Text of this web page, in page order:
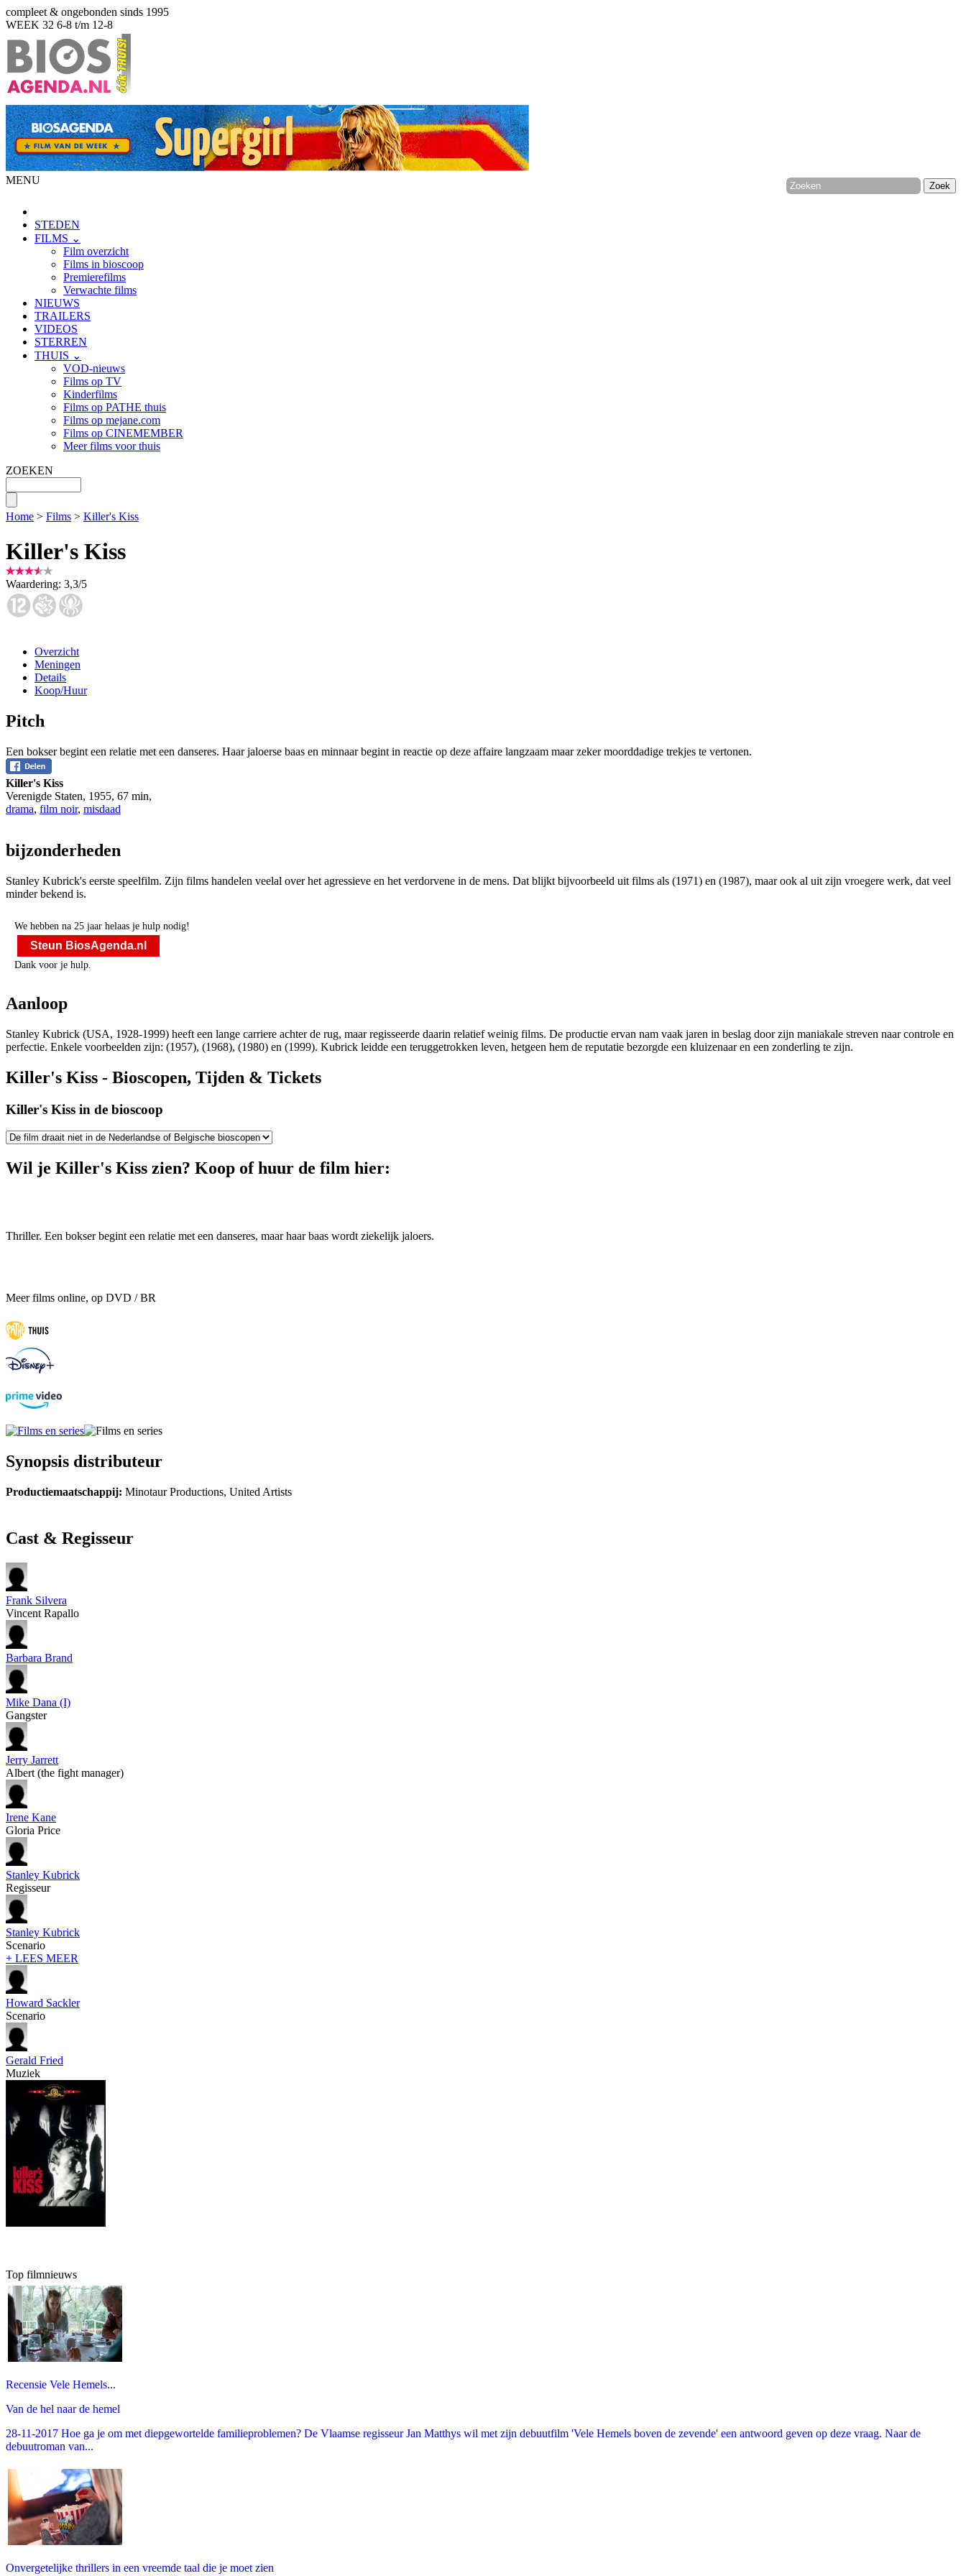
compleet & ongebonden sinds 1995
WEEK 32 6-8 t/m 12-8
MENU
STEDEN
FILMS ⌄
Film overzicht
Films in bioscoop
Premierefilms
Verwachte films
NIEUWS
TRAILERS
VIDEOS
STERREN
THUIS ⌄
VOD-nieuws
Films op TV
Kinderfilms
Films op PATHE thuis
Films op mejane.com
Films op CINEMEMBER
Meer films voor thuis
ZOEKEN
Home > Films > Killer's Kiss
Killer's Kiss
Waardering: 3,3/5
Overzicht
Meningen
Details
Koop/Huur
Pitch
Een bokser begint een relatie met een danseres. Haar jaloerse baas en minnaar begint in reactie op deze affaire langzaam maar zeker moorddadige trekjes te vertonen.
Killer's Kiss
Verenigde Staten, 1955, 67 min,
drama, film noir, misdaad
bijzonderheden
Stanley Kubrick's eerste speelfilm. Zijn films handelen veelal over het agressieve en het verdorvene in de mens. Dat blijkt bijvoorbeeld uit films als (1971) en (1987), maar ook al uit zijn vroegere werk, dat veel
minder bekend is.
We hebben na 25 jaar helaas je hulp nodig!
Steun BiosAgenda.nl
Dank voor je hulp.
Aanloop
Stanley Kubrick (USA, 1928-1999) heeft een lange carriere achter de rug, maar regisseerde daarin relatief weinig films. De productie ervan nam vaak jaren in beslag door zijn maniakale streven naar controle en
perfectie. Enkele voorbeelden zijn: (1957), (1968), (1980) en (1999). Kubrick leidde een teruggetrokken leven, hetgeen hem de reputatie bezorgde een kluizenaar en een zonderling te zijn.
Killer's Kiss - Bioscopen, Tijden & Tickets
Killer's Kiss in de bioscoop
Wil je Killer's Kiss zien? Koop of huur de film hier:
Thriller. Een bokser begint een relatie met een danseres, maar haar baas wordt ziekelijk jaloers.
Meer films online, op DVD / BR
Synopsis distributeur
Productiemaatschappij: Minotaur Productions, United Artists
Cast & Regisseur
Frank Silvera
Vincent Rapallo
Barbara Brand
Mike Dana (I)
Gangster
Jerry Jarrett
Albert (the fight manager)
Irene Kane
Gloria Price
Stanley Kubrick
Regisseur
Stanley Kubrick
Scenario
+ LEES MEER
Howard Sackler
Scenario
Gerald Fried
Muziek
Top filmnieuws
Recensie Vele Hemels...
Van de hel naar de hemel
28-11-2017 Hoe ga je om met diepgewortelde familieproblemen? De Vlaamse regisseur Jan Matthys wil met zijn debuutfilm 'Vele Hemels boven de zevende' een antwoord geven op deze vraag. Naar de
debuutroman van...
Onvergetelijke thrillers in een vreemde taal die je moet zien